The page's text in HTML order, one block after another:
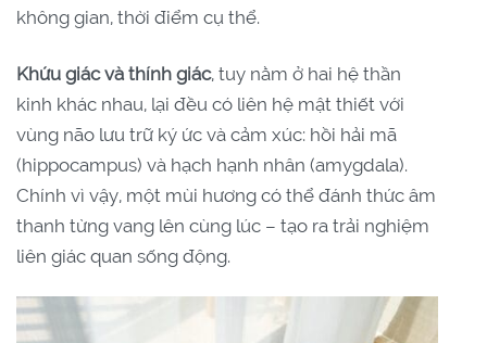
không gian, thời điểm cụ thể.
Khứu giác và thính giác, tuy nằm ở hai hệ thần
kinh khác nhau, lại đều có liên hệ mật thiết với
vùng não lưu trữ ký ức và cảm xúc: hồi hải mã
(hippocampus) và hạch hạnh nhân (amygdala).
Chính vì vậy, một mùi hương có thể đánh thức âm
thanh từng vang lên cùng lúc – tạo ra trải nghiệm
liên giác quan sống động.